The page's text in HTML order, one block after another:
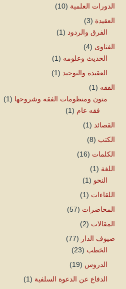
الدورات العلمية (10)
العقيدة (3)
الفرق والردود (1)
الفتاوى (4)
الحديث وعلومه (1)
العقيدة والتوحيد (1)
الفقه (1)
متون ومنظومات الفقه وشروحها (1)
فقه عام (1)
القصائد (1)
الكتب (8)
الكلمات (16)
اللغة (1)
النحو (1)
اللقاءات (1)
المحاضرات (57)
المقالات (2)
ضيوف الدار (77)
الخطب (23)
الدروس (19)
الدفاع عن الدعوة السلفية (1)